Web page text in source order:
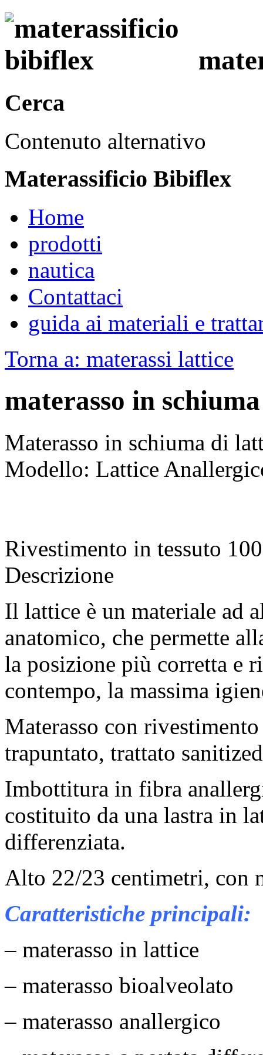
Cerca
Contenuto alternativo
Materassificio Bibiflex
Home
prodotti
nautica
Contattaci
guida ai materiali e
Torna a: materassi lattice
materasso in
Materasso in schiuma di
Modello: Lattice
Rivestimento in tessuto
Descrizione
Il lattice è un materiale ad
anatomico, che permette
la posizione più corretta e
contempo, la massima
Materasso con
trapuntato, trattato
Imbottitura in fibra
costituito da una lastra in
differenziata.
Alto 22/23 centimetri, con
Caratteristiche principali:
– materasso in lattice
– materasso bioalveolato
– materasso anallergico